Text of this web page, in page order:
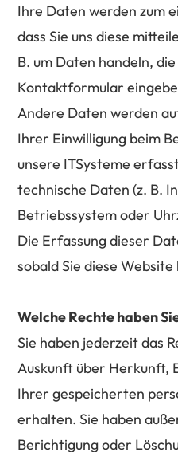
Ihre Daten werden zum
dass Sie uns diese
B. um Daten handeln, die
Kontaktformular
Andere Daten werden
Ihrer Einwilligung beim
unsere ITSysteme
technische Daten (z. B.
Betriebssystem oder
Die Erfassung dieser
sobald Sie diese
Welche Rechte haben
Sie haben jederzeit das
Auskunft über Herkunft,
Ihrer gespeicherten
erhalten. Sie haben
Berichtigung oder